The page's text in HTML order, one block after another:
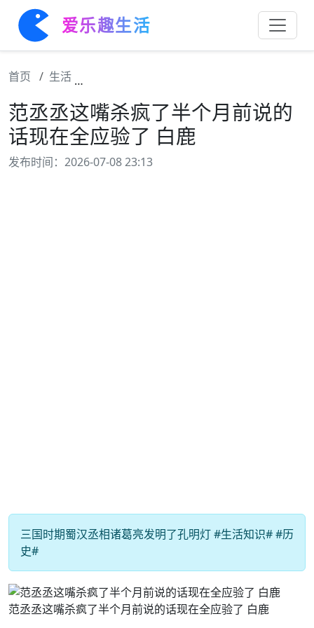
爱乐趣生活
首页 生活
范丞丞这嘴杀疯了半个月前说的
话现在全应验了 白鹿
发布时间：2026-07-08 23:13
三国时期蜀汉丞相诸葛亮发明了孔明灯 #生活知识# #历
史#
范丞丞这嘴杀疯了半个月前说的话现在全应验了 白鹿